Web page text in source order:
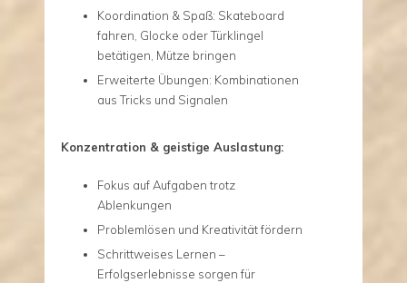
Koordination & Spaß: Skateboard
fahren, Glocke oder Türklingel
betätigen, Mütze bringen
Erweiterte Übungen: Kombinationen
aus Tricks und Signalen
Konzentration & geistige Auslastung:
Fokus auf Aufgaben trotz
Ablenkungen
Problemlösen und Kreativität fördern
Schrittweises Lernen –
Erfolgserlebnisse sorgen für